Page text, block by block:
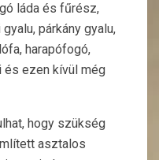
láda és fűrész,
párkány gyalu,
harapófogó,
és ezen kívül még
hogy szükség
asztalos